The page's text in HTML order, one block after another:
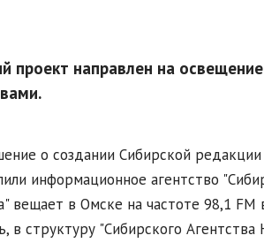
проект направлен на
о создании Сибирской
информационное агентство
вещает в Омске на частоте 98,1
в структуру "Сибирского